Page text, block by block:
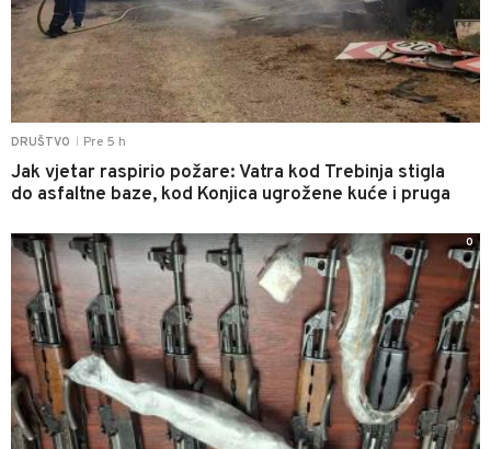
DRUŠTVO Pre 5 h
Jak vjetar raspirio požare: Vatra kod Trebinja stigla
do asfaltne baze, kod Konjica ugrožene kuće i pruga
0